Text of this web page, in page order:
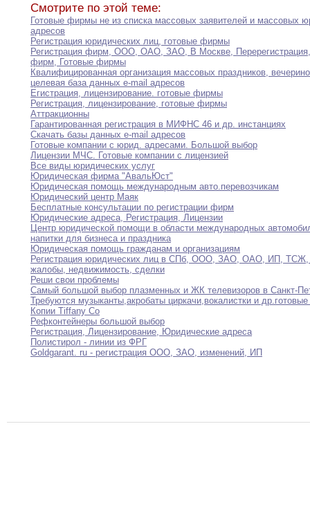
Смотрите по этой теме:
Готовые фирмы не из списка массовых заявителей и массовых
адресов
Регистрация юридических лиц, готовые фирмы
Регистрация фирм, ООО, ОАО, ЗАО, В Москве,
фирм, Готовые фирмы
Квалифицированная организация массовых праздников,
целевая база данных e-mail адресов
Егистрация, лицензирование. готовые фирмы
Регистрация, лицензирование, готовые фирмы
Аттракционны
Гарантированная регистрация в МИФНС 46 и др. инстанциях
Скачать базы данных e-mail адресов
Готовые компании с юрид. адресами. Большой выбор
Лицензии МЧС. Готовые компании с лицензией
Все виды юридических услуг
Юридическая фирма "АвальЮст"
Юридическая помощь международным авто.перевозчикам
Юридический центр Маяк
Бесплатные консультации по регистрации фирм
Юридические адреса, Регистрация, Лицензии
Центр юридической помощи в области международных
напитки для бизнеса и праздника
Юридическая помощь гражданам и организациям
Регистрация юридических лиц в СПб, ООО, ЗАО, ОАО, ИП , ТСЖ,
жалобы, недвижимость, сделки
Реши свои проблемы
Самый большой выбор плазменных и ЖК телевизоров в Санкт-
Требуются музыканты,акробаты циркачи,вокалистки и др.
Копии Tiffany Co
Рефконтейнеры большой выбор
Регистрация, Лицензирование, Юридические адреса
Полистирол - линии из ФРГ
Goldgarant. ru - регистрация ООО, ЗАО, изменений, ИП